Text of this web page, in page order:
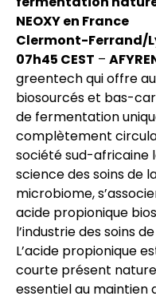
NEOXY en France
Clermont-Ferrand/
07h45 CEST –
greentech qui offre
biosourcés et bas-
de fermentation
complètement
société sud-africaine
science des soins de
microbiome,
acide propionique
l’industrie des soins
L’acide propionique
courte présent
essentiel au maintien